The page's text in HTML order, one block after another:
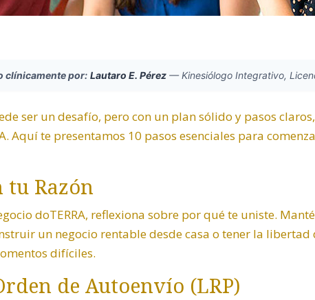
clínicamente por: Lautaro E. Pérez—Kinesiólogo Integrativo,
ser un desafío, pero con un plan sólido y pasos
Aquí te presentamos 10 pasos esenciales para
tu Razón
doTERRA, reflexiona sobre por qué te uniste.
un negocio rentable desde casa o tener la libertad
difíciles.
de Autoenvío (LRP)